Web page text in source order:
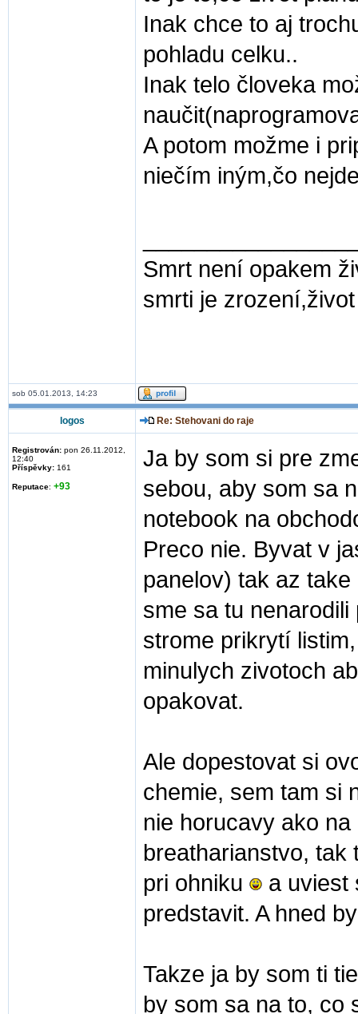
Inak chce to aj
pohladu celku..
Inak telo človeka
A potom možme i
niečím iným,čo
Smrt není opakem
smrti je
sob 05.01.2013, 14:23
logos Re: Stehovani do raje
Registrován: pon 26.11.2012,
12:40
Příspěvky: 161
Reputace: +93
Ja by som si pre
sebou, aby som sa
notebook na
Preco nie. Byvat v
panelov) tak az
sme sa tu
strome prikrytí
minulych zivotoch
opakovat.
Ale dopestovat si
chemie, sem tam si
nie horucavy ako
breatharianstvo,
pri ohniku
a uviest
predstavit. A hned
Takze ja by som ti
by som sa na to, co